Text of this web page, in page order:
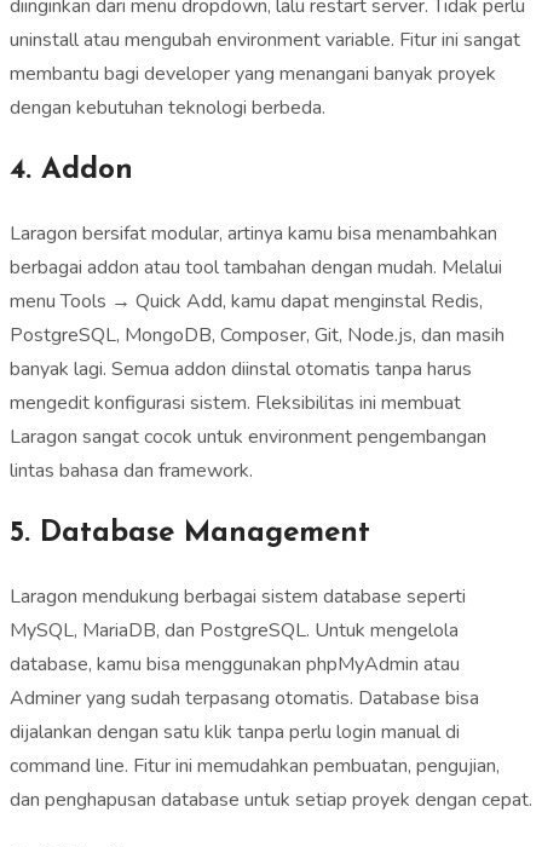
diinginkan dari menu dropdown, lalu restart server. Tidak perlu
uninstall atau mengubah environment variable. Fitur ini sangat
membantu bagi developer yang menangani banyak proyek
dengan kebutuhan teknologi berbeda.
4. Addon
Laragon bersifat modular, artinya kamu bisa menambahkan
berbagai addon atau tool tambahan dengan mudah. Melalui
menu Tools → Quick Add, kamu dapat menginstal Redis,
PostgreSQL, MongoDB, Composer, Git, Node.js, dan masih
banyak lagi. Semua addon diinstal otomatis tanpa harus
mengedit konfigurasi sistem. Fleksibilitas ini membuat
Laragon sangat cocok untuk environment pengembangan
lintas bahasa dan framework.
5. Database Management
Laragon mendukung berbagai sistem database seperti
MySQL, MariaDB, dan PostgreSQL. Untuk mengelola
database, kamu bisa menggunakan phpMyAdmin atau
Adminer yang sudah terpasang otomatis. Database bisa
dijalankan dengan satu klik tanpa perlu login manual di
command line. Fitur ini memudahkan pembuatan, pengujian,
dan penghapusan database untuk setiap proyek dengan cepat.